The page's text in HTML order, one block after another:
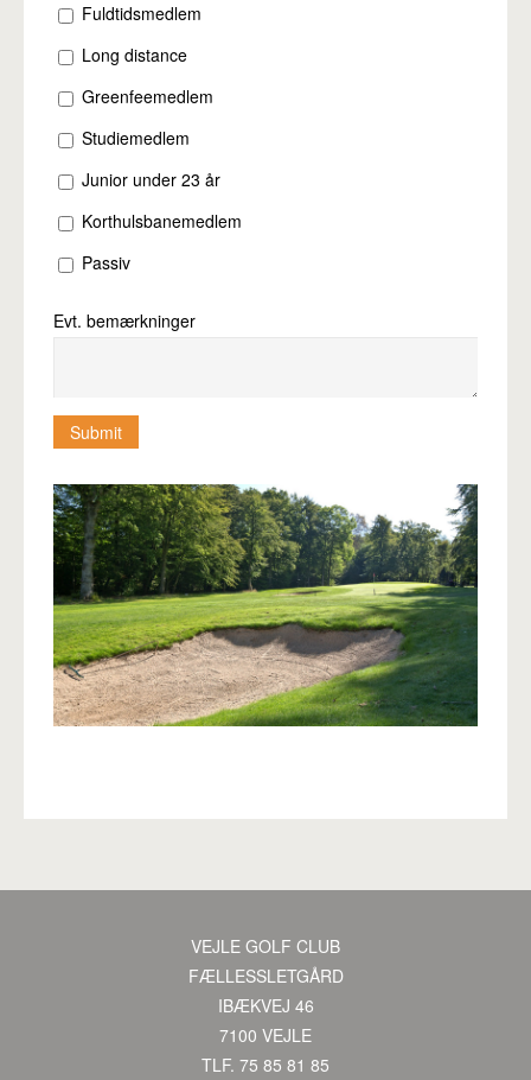
Fuldtidsmedlem
Long distance
Greenfeemedlem
Studiemedlem
Junior under 23 år
Korthulsbanemedlem
Passiv
Evt. bemærkninger
VEJLE GOLF CLUB
FÆLLESSLETGÅRD
IBÆKVEJ 46
7100 VEJLE
TLF. 75 85 81 85